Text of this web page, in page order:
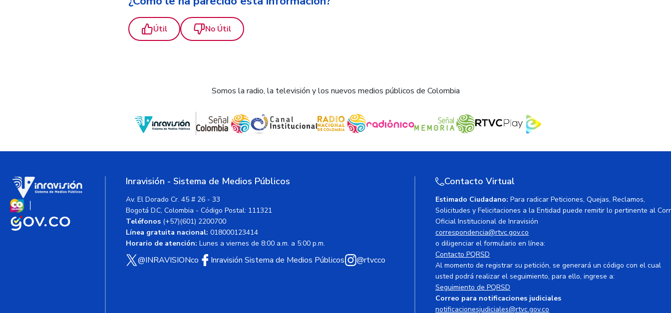
Útil No Útil
Somos la radio, la televisión y los nuevos medios públicos de Colombia
Inravisión - Sistema de Medios Públicos
Av. El Dorado Cr. 45 # 26 - 33
Bogotá D.C, Colombia - Código Postal: 111321
Teléfonos (+57)(601) 2200700
Línea gratuita nacional: 018000123414
Horario de atención: Lunes a viernes de 8:00 a.m. a 5:00 p.m.
@INRAVISIONco Inravisión Sistema de Medios Públicos @rtvcco
Contacto Virtual
Estimado Ciudadano: Para radicar Peticiones, Quejas, Reclamos,
Solicitudes y Felicitaciones a la Entidad puede remitir lo pertinente al
Oficial Institucional de Inravisión
correspondencia@rtvc.gov.co
o diligenciar el formulario en línea:
Contacto PQRSD
Al momento de registrar su petición, se generará un código con el cual
usted podrá realizar el seguimiento, para ello, ingrese a:
Seguimiento de PQRSD
Correo para notificaciones judiciales
notificacionesjudiciales@rtvc.gov.co